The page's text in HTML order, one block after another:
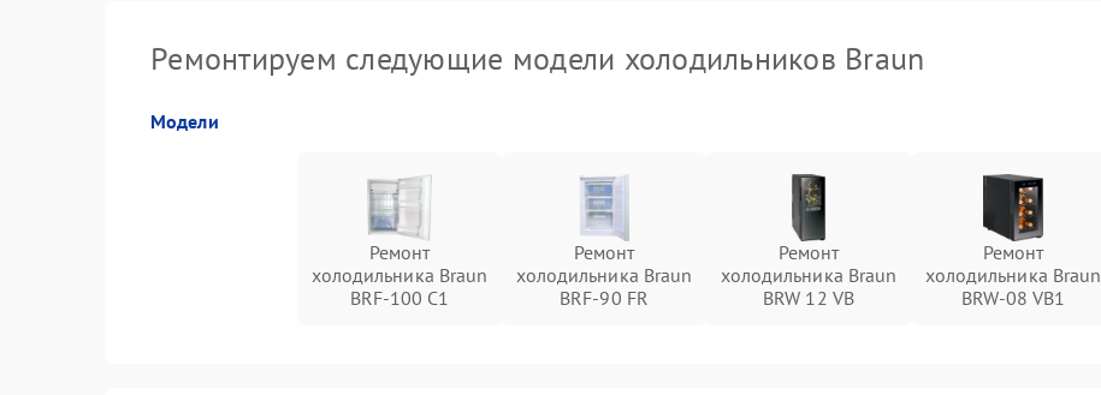
Ремонтируем следующие модели холодильников Braun
Модели
Ремонт
холодильника Braun
BRF-100 C1
Ремонт
холодильника Braun
BRF-90 FR
Ремонт
холодильника Braun
BRW 12 VB
Ремонт
холодильника Braun
BRW-08 VB1